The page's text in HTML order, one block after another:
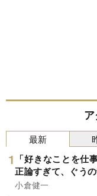
最新
「好きなことを仕
正論すぎて、ぐう
小倉健一